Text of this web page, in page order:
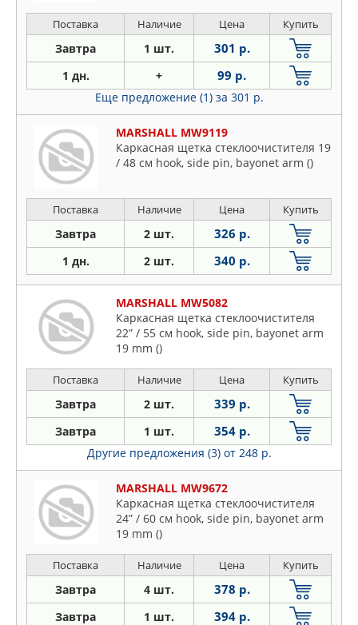
Поставка Наличие Цена Купить
Завтра 1 шт. 301 р.
1 дн. + 99 р.
Еще предложение (1) за 301 р.
MARSHALL MW9119
Каркасная щетка стеклоочистителя 19
/ 48 см hook, side pin, bayonet arm ()
Поставка Наличие Цена Купить
Завтра 2 шт. 326 р.
1 дн. 2 шт. 340 р.
MARSHALL MW5082
Каркасная щетка стеклоочистителя
22” / 55 см hook, side pin, bayonet arm
19 mm ()
Поставка Наличие Цена Купить
Завтра 2 шт. 339 р.
Завтра 1 шт. 354 р.
Другие предложения (3) от 248 р.
MARSHALL MW9672
Каркасная щетка стеклоочистителя
24” / 60 см hook, side pin, bayonet arm
19 mm ()
Поставка Наличие Цена Купить
Завтра 4 шт. 378 р.
Завтра 1 шт. 394 р.